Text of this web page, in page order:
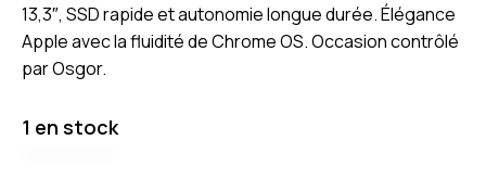
13,3″, SSD rapide et autonomie longue durée. Élégance
Apple avec la fluidité de Chrome OS. Occasion contrôlé
par Osgor.
1 en stock